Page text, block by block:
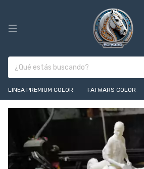
LINEA PREMIUM COLOR FATWARS COLOR